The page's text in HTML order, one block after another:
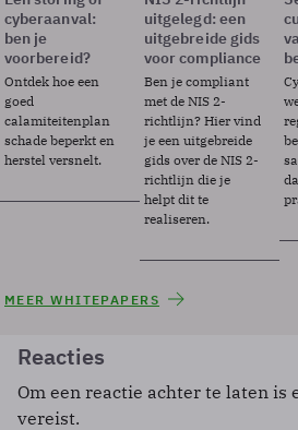
cyberaanval:
ben je
voorbereid?
Ontdek hoe een
goed
calamiteitenplan
schade beperkt en
herstel versnelt.
uitgelegd: een
uitgebreide gids
voor compliance
Ben je compliant
met de NIS 2-
richtlijn? Hier vind
je een uitgebreide
gids over de NIS 2-
richtlijn die je
helpt dit te
realiseren.
MEER WHITEPAPERS
Reacties
Om een reactie achter te laten is
vereist.